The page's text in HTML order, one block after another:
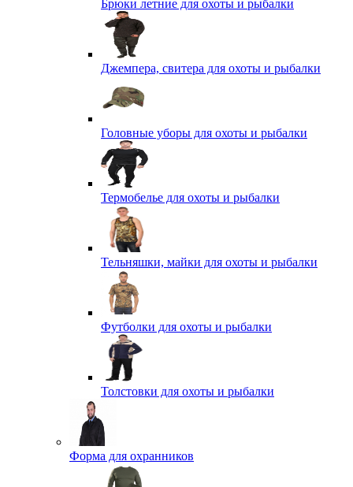
Брюки летние для охоты и рыбалки
Джемпера, свитера для охоты и рыбалки
Головные уборы для охоты и рыбалки
Термобелье для охоты и рыбалки
Тельняшки, майки для охоты и рыбалки
Футболки для охоты и рыбалки
Толстовки для охоты и рыбалки
Форма для охранников